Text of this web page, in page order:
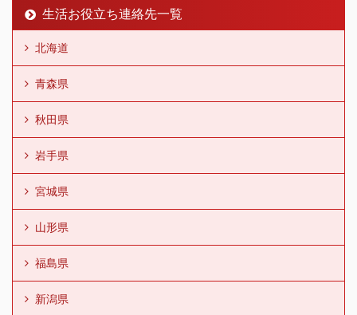
生活お役立ち連絡先一覧
北海道
青森県
秋田県
岩手県
宮城県
山形県
福島県
新潟県